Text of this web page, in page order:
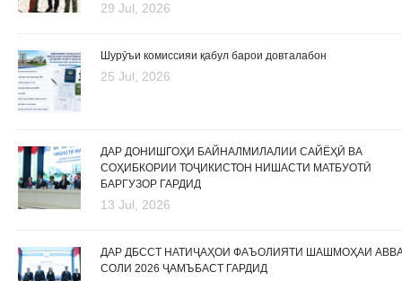
29 Jul, 2026
Шурӯъи комиссияи қабул барои довталабон
25 Jul, 2026
ДАР ДОНИШГОҲИ БАЙНАЛМИЛАЛИИ САЙЁҲӢ ВА
СОҲИБКОРИИ ТОҶИКИСТОН НИШАСТИ МАТБУОТӢ
БАРГУЗОР ГАРДИД
13 Jul, 2026
ДАР ДБССТ НАТИҶАҲОИ ФАЪОЛИЯТИ ШАШМОҲАИ
СОЛИ 2026 ҶАМЪБАСТ ГАРДИД